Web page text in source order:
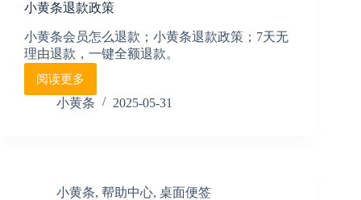
间
用
说
明
小黄条退款政策
小黄条会员怎么退款；小黄条退款政策；7天无
理由退款，一键全额退款。
阅读更多
小
黄
策
小黄条 2025-05-31
小黄条, 帮助中心, 桌面便签